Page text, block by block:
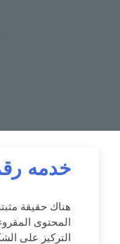
خدمه رقم
هناك حقيقة
المحتوى
التركيز على